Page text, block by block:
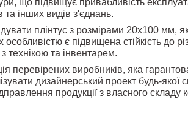
що підвищує привабливість
інших видів з'єднань.
плінтус з розмірами 20х100 мм,
є підвищена стійкість до
технікою та інвентарем.
перевірених виробників, яка
дизайнерський проект будь-якої
продукції з власного складу